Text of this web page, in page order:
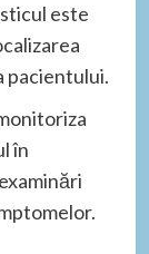
este
pacientului.
în